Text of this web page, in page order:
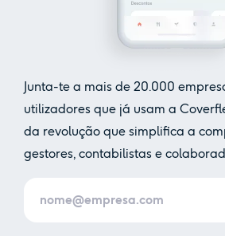
Junta-te a mais de 20.000
utilizadores que já usam a
da revolução que simplifica a
gestores, contabilistas e